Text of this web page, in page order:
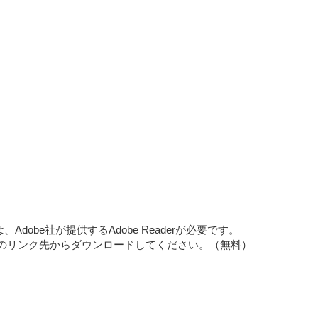
Adobe社が提供するAdobe Readerが必要です。
ンク先からダウンロードしてください。（無料）